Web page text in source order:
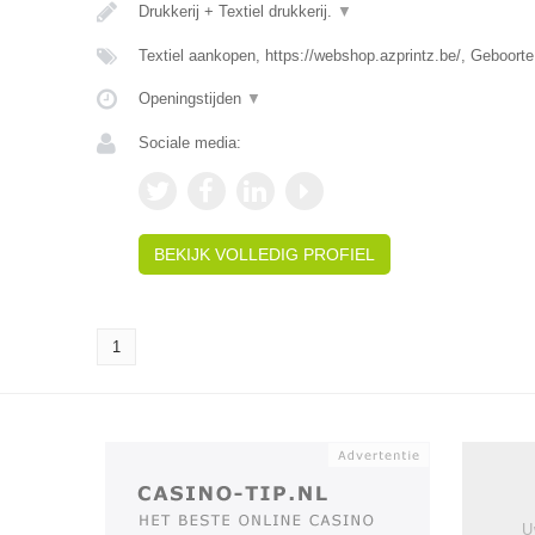
Drukkerij + Textiel drukkerij. ▼
Textiel aankopen, https://webshop.azprintz.be/,
Openingstijden ▼
Sociale media:
BEKIJK VOLLEDIG PROFIEL
1